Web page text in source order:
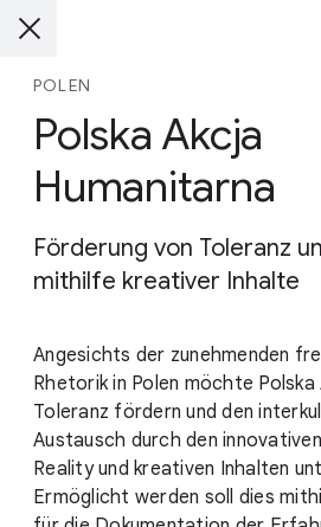
POLEN
Polska Akcja
Humanitarna
Förderung von Toleranz
mithilfe kreativer Inhalte
Angesichts der zunehmenden
Rhetorik in Polen möchte Polska
Toleranz fördern und den
Austausch durch den
Reality und kreativen Inhalten
Ermöglicht werden soll dies